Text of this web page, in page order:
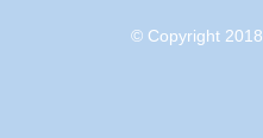
© Copyright 2018